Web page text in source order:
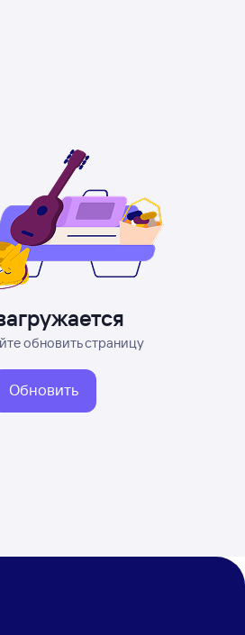
обновить страницу
Обновить